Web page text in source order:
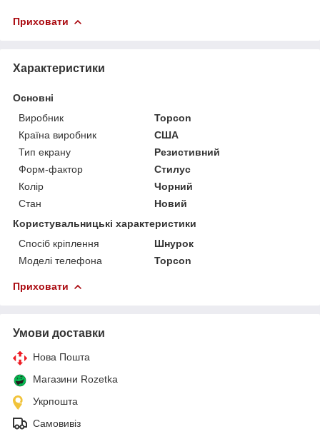
Приховати
Характеристики
Основні
Виробник
Topcon
Країна виробник
США
Тип екрану
Резистивний
Форм-фактор
Стилус
Колір
Чорний
Стан
Новий
Користувальницькі характеристики
Спосіб кріплення
Шнурок
Моделі телефона
Topcon
Приховати
Умови доставки
Нова Пошта
Магазини Rozetka
Укрпошта
Самовивіз